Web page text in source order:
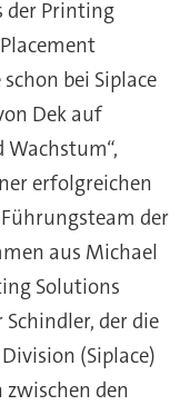
der Printing
bei Siplace
Dek auf
erfolgreichen
der
aus Michael
Solutions
der die
(Siplace)
den